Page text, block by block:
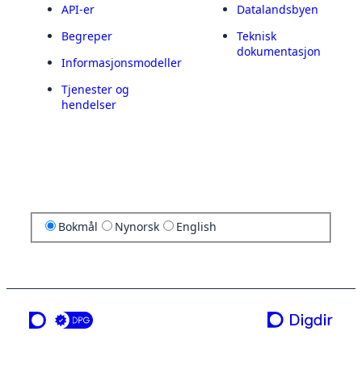
API-er
Begreper
Informasjonsmodeller
Tjenester og
hendelser
Datalandsbyen
Teknisk
dokumentasjon
Bokmål Nynorsk English